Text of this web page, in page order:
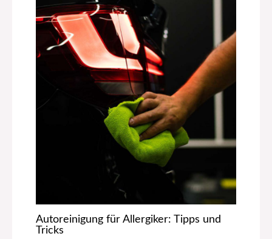
Autoreinigung für Allergiker: Tipps und
Tricks